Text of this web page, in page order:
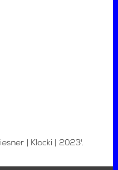
| Klocki | 2023'.